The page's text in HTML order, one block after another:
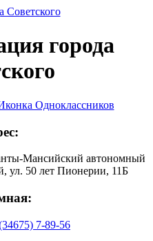
города
Мансийский автономный
ул. 50 лет Пионерии, 11Б
7-89-56